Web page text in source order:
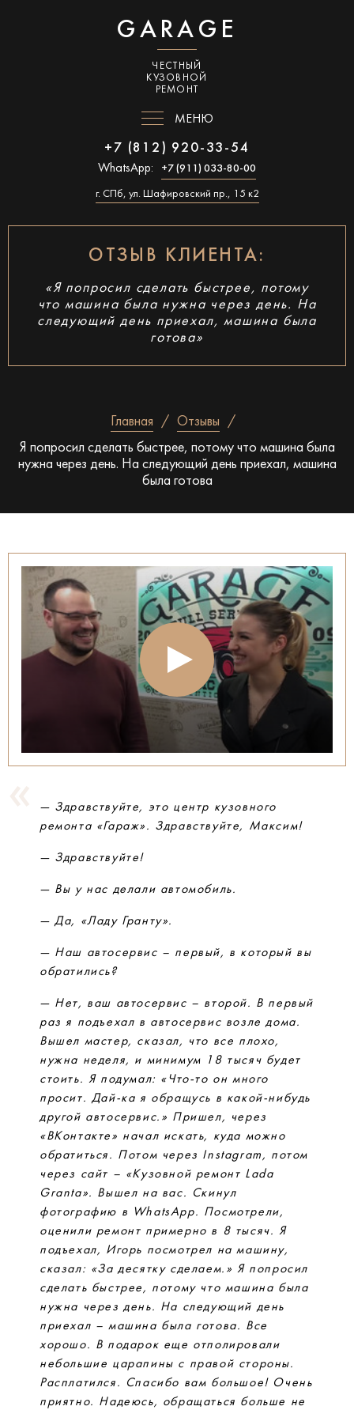
GARAGE
ЧЕСТНЫЙ
КУЗОВНОЙ
РЕМОНТ
МЕНЮ
+7 (812) 920-33-54
WhatsApp: +7 (911) 033-80-00
г. СПб, ул. Шафировский пр., 15 к2
ОТЗЫВ КЛИЕНТА:
«Я попросил сделать быстрее, потому
что машина была нужна через день. На
следующий день приехал, машина была
готова»
Главная
Отзывы
Я попросил сделать быстрее, потому что машина была
нужна через день. На следующий день приехал, машина
была готова
— Здравствуйте, это центр кузовного
ремонта «Гараж». Здравствуйте, Максим!
— Здравствуйте!
— Вы у нас делали автомобиль.
— Да, «Ладу Гранту».
— Наш автосервис – первый, в который вы
обратились?
— Нет, ваш автосервис – второй. В первый
раз я подъехал в автосервис возле дома.
Вышел мастер, сказал, что все плохо,
нужна неделя, и минимум 18 тысяч будет
стоить. Я подумал: «Что-то он много
просит. Дай-ка я обращусь в какой-нибудь
другой автосервис.» Пришел, через
«ВКонтакте» начал искать, куда можно
обратиться. Потом через Instagram, потом
через сайт – «Кузовной ремонт Lada
Granta». Вышел на вас. Скинул
фотографию в WhatsApp. Посмотрели,
оценили ремонт примерно в 8 тысяч. Я
подъехал, Игорь посмотрел на машину,
сказал: «За десятку сделаем.» Я попросил
сделать быстрее, потому что машина была
нужна через день. На следующий день
приехал – машина была готова. Все
хорошо. В подарок еще отполировали
небольшие царапины с правой стороны.
Расплатился. Спасибо вам большое! Очень
приятно. Надеюсь, обращаться больше не